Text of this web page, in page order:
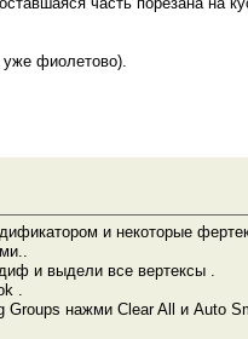
фиолетово).
и некоторые
и выдели все вертексы .
.
нажми Clear All и Auto